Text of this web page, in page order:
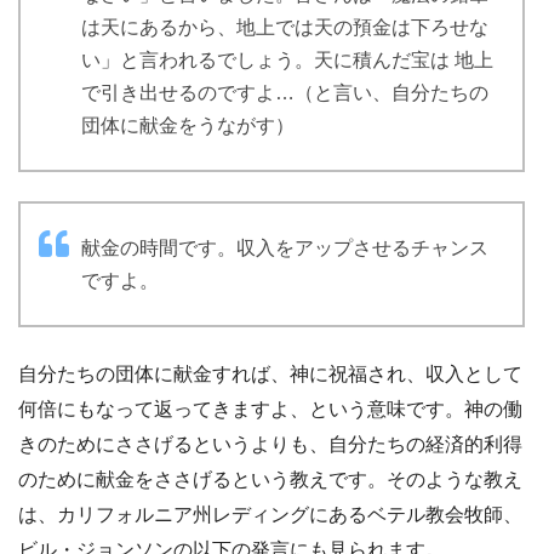
は天にあるから、地上では天の預金は下ろせな
い」と言われるでしょう。天に積んだ宝は 地上
で引き出せるのですよ…（と言い、自分たちの
団体に献金をうながす）
献金の時間です。収入をアップさせるチャンス
ですよ。
自分たちの団体に献金すれば、神に祝福され、収入として
何倍にもなって返ってきますよ、という意味です。神の働
きのためにささげるというよりも、自分たちの経済的利得
のために献金をささげるという教えです。そのような教え
は、カリフォルニア州レディングにあるベテル教会牧師、
ビル・ジョンソンの以下の発言にも見られます。